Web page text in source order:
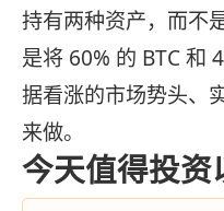
持有两种资产，而不
是将 60% 的 BTC 和
据看涨的市场势头、
来做。
今天值得投资